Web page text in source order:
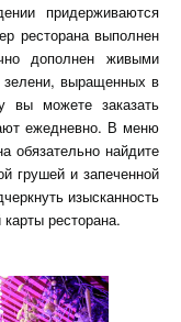
придерживаются
ресторана выполнен
дополнен живыми
зелени, выращенных в
вы можете заказать
ежедневно. В меню
обязательно найдите
грушей и запеченной
изысканность
ресторана.